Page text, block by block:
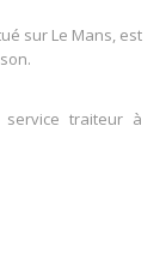
sur Le Mans, est
service traiteur à